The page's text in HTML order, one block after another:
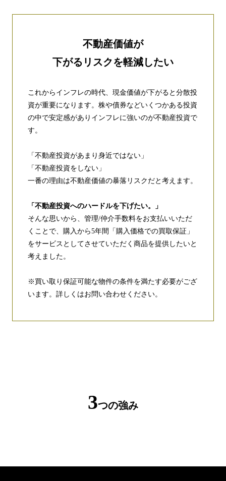
不動産価値が
下がるリスクを軽減したい
これからインフレの時代、現金価値が下がると分散投
資が重要になります。株や債券などいくつかある投資
の中で安定感がありインフレに強いのが不動産投資で
す。
「不動産投資があまり身近ではない」
「不動産投資をしない」
一番の理由は不動産価値の暴落リスクだと考えます。
「不動産投資へのハードルを下げたい。」
そんな思いから、管理/仲介手数料をお支払いいただ
くことで、購入から5年間「購入価格での買取保証」
をサービスとしてさせていただく商品を提供したいと
考えました。
※買い取り保証可能な物件の条件を満たす必要がござ
います。詳しくはお問い合わせください。
3つの強み